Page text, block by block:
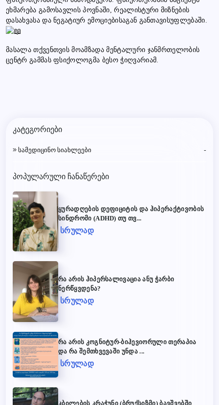
ეხმარება გამოსავლის პოვნაში, რეალისტური მიზნების
დასახვასა და ნეგატიურ ემოციებისაგან განთავისუფლებაში.
მასალა თქვენთვის მოამზადა მენტალური ჯანმრთელობის
ცენტრ გამმას ფსიქოლოგმა ბესო ჭიღვარიამ.
კატეგორიები
სამედიცინო სიახლეები -
პოპულარული ჩანაწერები
ყურადღების დეფიციტის და ჰიპერაქტივობის
სინდრომი (ADHD) თუ თვ...
სრულად
რა არის ჰიპერსალივაცია ანუ ჭარბი
ნერწყვდენა?
სრულად
რა არის კოგნიტურ-ბიჰევიორული თერაპია
და რა შემთხვევაში უნდა ...
სრულად
კბილების კრაჭუნი (ბრუქსიზმი) ბავშვებში